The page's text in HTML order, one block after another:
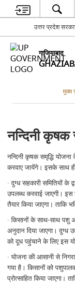
उत्तर प्रदेश
गाजियाबाद
मुख्य
नन्दिनी कृषक
नन्दिनी कृषक समृद्धि
करवाए जायेंगे। इसके साथ
· दुग्ध सहकारी समितियों के
उपलब्ध करवाई जाएगी। इस
तैयार किया जाएगा। ताकि
· किसानों के साथ-साथ पशु
अनुदान दिया जाएगा।
को दूध पहुंचाने के लिए इस
· योजना की आसानी से
गया है। किसानों को
प्रोत्साहित किया जाएगा।